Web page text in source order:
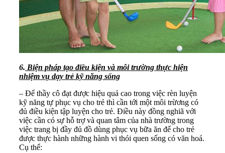
6. Biện pháp tạo điều kiện và môi trường thực hiện
nhiệm vụ dạy trẻ kỹ năng sống
– Để thầy cô đạt được hiệu quả cao trong việc rèn luyện
kỹ năng tự phục vụ cho trẻ thì cần tới một môi trừơng có
đủ điều kiện tập luyện cho trẻ. Điều này đồng nghiã với
việc cần có sự hỗ trợ và quan tâm của nhà trường trong
việc trang bị đầy đủ đồ dùng phục vụ bữa ăn để cho trẻ
được thực hành những hành vi thói quen sống có văn hoá.
Cụ thể: